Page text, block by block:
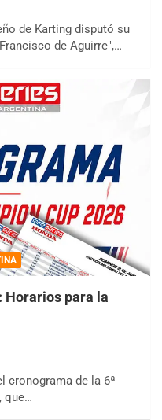
de Karting disputó su
de Aguirre",…
Horarios para la
cronograma de la 6ª
que…